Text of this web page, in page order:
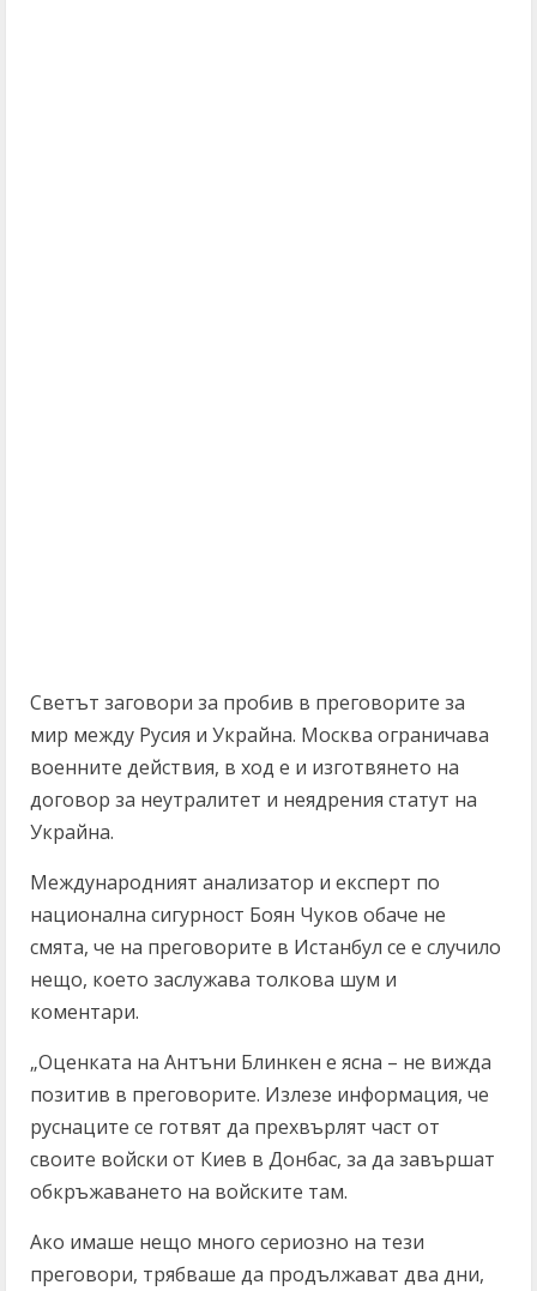
Светът заговори за пробив в преговорите за
мир между Русия и Украйна. Москва ограничава
военните действия, в ход е и изготвянето на
договор за неутралитет и неядрения статут на
Украйна.
Международният анализатор и експерт по
национална сигурност Боян Чуков обаче не
смята, че на преговорите в Истанбул се е случило
нещо, което заслужава толкова шум и
коментари.
„Оценката на Антъни Блинкен е ясна – не вижда
позитив в преговорите. Излезе информация, че
руснаците се готвят да прехвърлят част от
своите войски от Киев в Донбас, за да завършат
обкръжаването на войските там.
Ако имаше нещо много сериозно на тези
преговори, трябваше да продължават два дни,